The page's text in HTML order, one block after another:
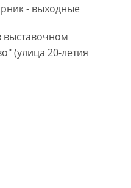
- выходные
выставочном
(улица 20-летия